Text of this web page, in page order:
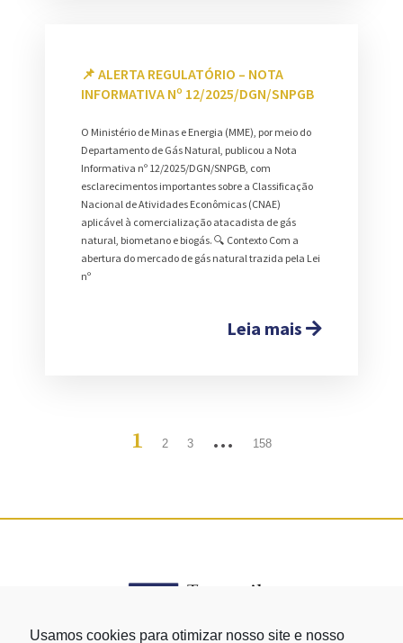
📌 ALERTA REGULATÓRIO – NOTA
INFORMATIVA Nº 12/2025/DGN/SNPGB
O Ministério de Minas e Energia (MME), por meio do
Departamento de Gás Natural, publicou a Nota
Informativa nº 12/2025/DGN/SNPGB, com
esclarecimentos importantes sobre a Classificação
Nacional de Atividades Econômicas (CNAE)
aplicável à comercialização atacadista de gás
natural, biometano e biogás. 🔍 Contexto Com a
abertura do mercado de gás natural trazida pela Lei
nº
Leia mais
1 2 3 … 158
Usamos cookies para otimizar nosso site e nosso